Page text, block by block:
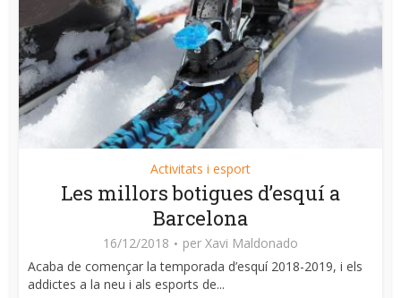
Activitats i esport
Les millors botigues d’esquí a
Barcelona
16/12/2018 per Xavi Maldonado
Acaba de començar la temporada d’esquí 2018-2019, i els
addictes a la neu i als esports de...